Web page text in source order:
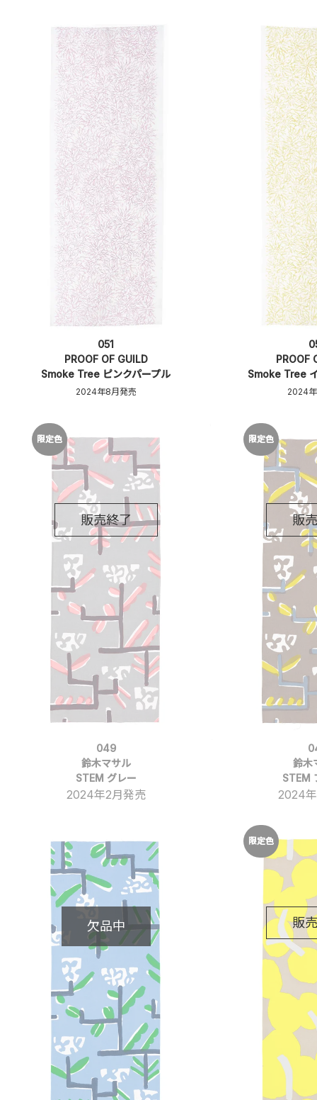
051
PROOF OF GUILD
Smoke Tree ピンクパープル
2024年8月発売
PROOF
Smoke Tree
2024
049
鈴木マサル
STEM グレー
2024年2月発売
鈴木
STEM
2024